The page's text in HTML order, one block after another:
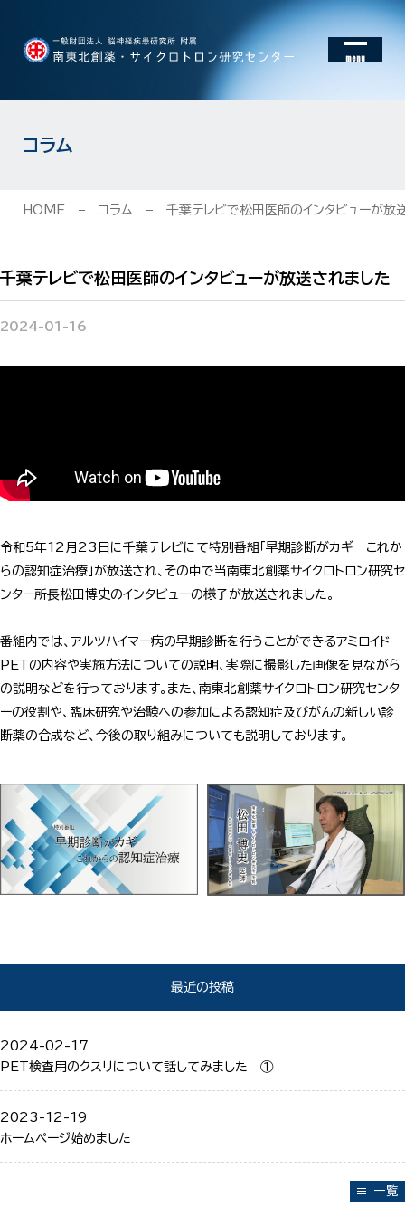
menu
コラム
HOME コラム 千葉テレビで松田医師のインタビューが放
千葉テレビで松田医師のインタビューが放送されました
2024-01-16
令和5年12月23日に千葉テレビにて特別番組「早期診断がカギ　これか
らの認知症治療」が放送され、その中で当南東北創薬サイクロトロン研究セ
ンター所長松田博史のインタビューの様子が放送されました。
番組内では、アルツハイマー病の早期診断を行うことができるアミロイド
PETの内容や実施方法についての説明、実際に撮影した画像を見ながら
の説明などを行っております。また、南東北創薬サイクロトロン研究センタ
ーの役割や、臨床研究や治験への参加による認知症及びがんの新しい診
最近の投稿
2024-02-17
PET検査用のクスリについて話してみました ①
2023-12-19
ホームページ始めました
一覧